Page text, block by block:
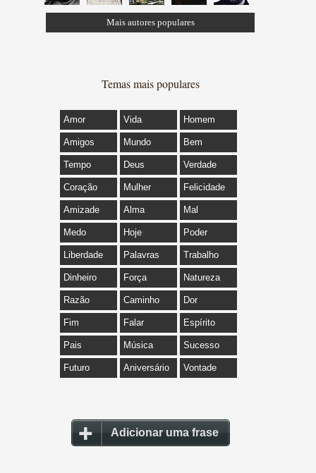
Mais autores populares
Temas mais populares
Amor Vida Homem
Amigos Mundo Bem
Tempo Deus Verdade
Coração Mulher Felicidade
Amizade Alma Mal
Medo Hoje Poder
Liberdade Palavras Trabalho
Dinheiro Força Natureza
Razão Caminho Dor
Fim Falar Espírito
Pais Música Sucesso
Futuro Aniversário Vontade
Adicionar uma frase